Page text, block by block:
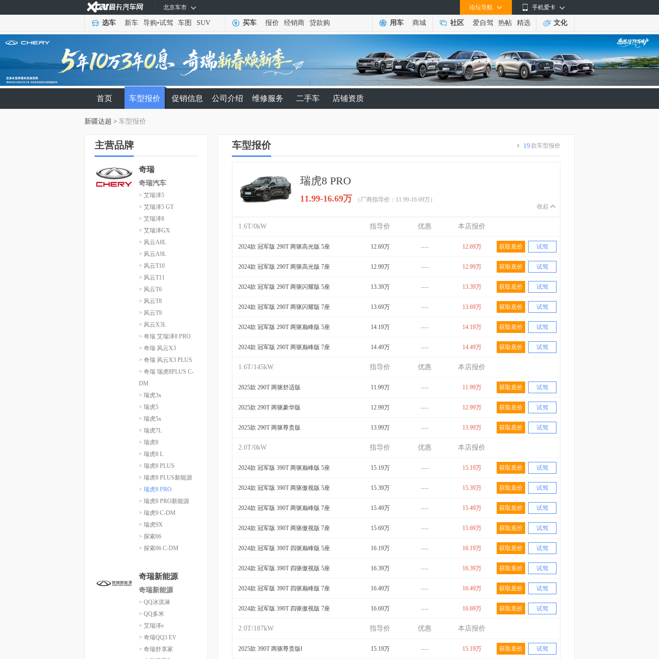
手机爱卡
论坛导航
北京车市
选车 新车 导购•试驾 车图 SUV 买车 报价 经销商 贷款购 用车 商城 社区 爱自驾 热帖 精选 文化
首页 车型报价 促销信息 公司介绍 维修服务 二手车 店铺资质
新疆达超 > 车型报价
主营品牌
奇瑞
奇瑞汽车
> 艾瑞泽5
> 艾瑞泽5 GT
> 艾瑞泽8
> 艾瑞泽GX
> 风云A8L
> 风云A9L
> 风云T10
> 风云T11
> 风云T6
> 风云T8
> 风云T9
> 风云X3L
> 奇瑞 艾瑞泽8 PRO
> 奇瑞 风云X3
> 奇瑞 风云X3 PLUS
> 奇瑞 瑞虎8PLUS C-
DM
> 瑞虎3x
> 瑞虎5
> 瑞虎5x
> 瑞虎7L
> 瑞虎8
> 瑞虎8 L
> 瑞虎8 PLUS
> 瑞虎8 PLUS新能源
> 瑞虎8 PRO
> 瑞虎8 PRO新能源
> 瑞虎9 C-DM
> 瑞虎9X
> 探索06
> 探索06 C-DM
奇瑞新能源
奇瑞新能源
> QQ冰淇淋
> QQ多米
> 艾瑞泽e
> 奇瑞QQ3 EV
> 奇瑞舒享家
车型报价 19款车型报价
瑞虎8 PRO
11.99-16.69万
（厂商指导价：11.99-16.69万）
收起
1.6T/0kW 指导价 优惠 本店报价
2024款 冠军版 290T 两驱高光版 5座 12.69万 ---- 12.69万 获取底价 试驾
2024款 冠军版 290T 两驱高光版 7座 12.99万 ---- 12.99万 获取底价 试驾
2024款 冠军版 290T 两驱闪耀版 5座 13.39万 ---- 13.39万 获取底价 试驾
2024款 冠军版 290T 两驱闪耀版 7座 13.69万 ---- 13.69万 获取底价 试驾
2024款 冠军版 290T 两驱巅峰版 5座 14.19万 ---- 14.19万 获取底价 试驾
2024款 冠军版 290T 两驱巅峰版 7座 14.49万 ---- 14.49万 获取底价 试驾
1.6T/145kW 指导价 优惠 本店报价
2025款 290T 两驱舒适版 11.99万 ---- 11.99万 获取底价 试驾
2025款 290T 两驱豪华版 12.99万 ---- 12.99万 获取底价 试驾
2025款 290T 两驱尊贵版 13.99万 ---- 13.99万 获取底价 试驾
2.0T/0kW 指导价 优惠 本店报价
2024款 冠军版 390T 两驱巅峰版 5座 15.19万 ---- 15.19万 获取底价 试驾
2024款 冠军版 390T 两驱傲视版 5座 15.39万 ---- 15.39万 获取底价 试驾
2024款 冠军版 390T 两驱巅峰版 7座 15.49万 ---- 15.49万 获取底价 试驾
2024款 冠军版 390T 两驱傲视版 7座 15.69万 ---- 15.69万 获取底价 试驾
2024款 冠军版 390T 四驱巅峰版 5座 16.19万 ---- 16.19万 获取底价 试驾
2024款 冠军版 390T 四驱傲视版 5座 16.39万 ---- 16.39万 获取底价 试驾
2024款 冠军版 390T 四驱巅峰版 7座 16.49万 ---- 16.49万 获取底价 试驾
2024款 冠军版 390T 四驱傲视版 7座 16.69万 ---- 16.69万 获取底价 试驾
2.0T/187kW 指导价 优惠 本店报价
2025款 390T 两驱尊贵版Ⅰ 15.19万 ---- 15.19万 获取底价 试驾